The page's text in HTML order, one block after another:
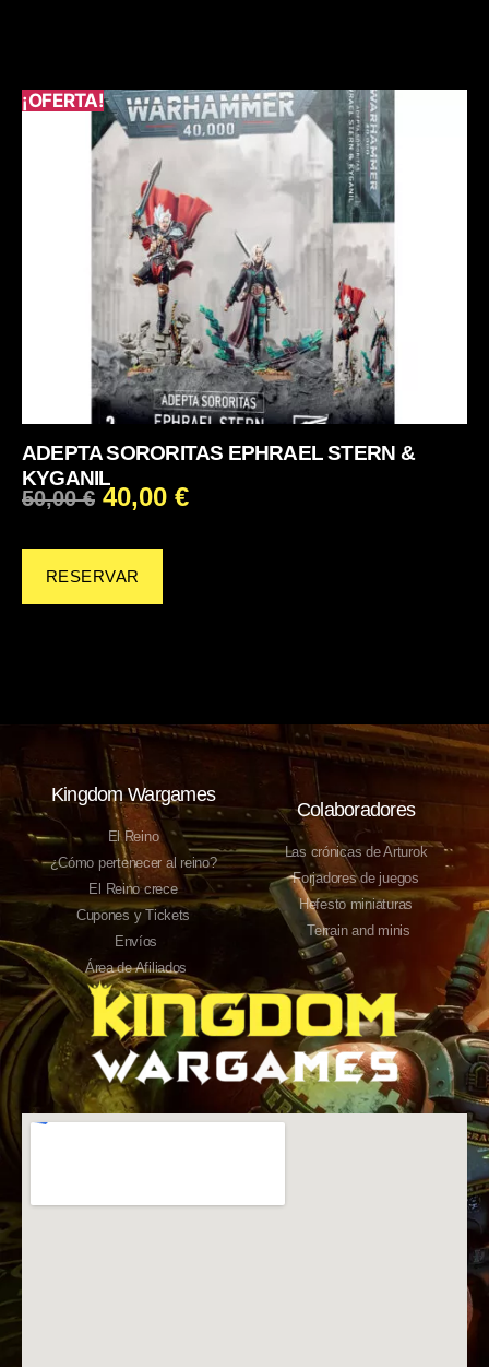
¡OFERTA!
ADEPTA SORORITAS EPHRAEL STERN &
KYGANIL
50,00€ 40,00 €
RESERVAR
Kingdom Wargames
El Reino
¿Cómo pertenecer al reino?
El Reino crece
Cupones y Tickets
Envíos
Área de Afiliados
Colaboradores
Las crónicas de Arturok
Forjadores de juegos
Hefesto miniaturas
Terrain and minis